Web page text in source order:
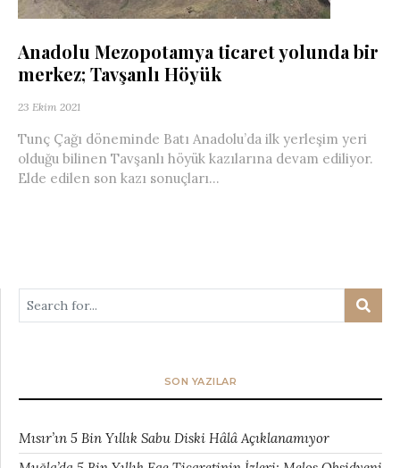
Anadolu Mezopotamya ticaret yolunda bir
merkez; Tavşanlı Höyük
23 Ekim 2021
Tunç Çağı döneminde Batı Anadolu’da ilk yerleşim yeri
olduğu bilinen Tavşanlı höyük kazılarına devam ediliyor.
Elde edilen son kazı sonuçları...
SON YAZILAR
Mısır’ın 5 Bin Yıllık Sabu Diski Hâlâ Açıklanamıyor